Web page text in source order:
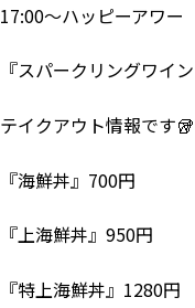
17:00～ハッピーアワー
『スパークリングワイ
テイクアウト情報です🥡
『海鮮丼』700円
『上海鮮丼』950円
『特上海鮮丼』1280円